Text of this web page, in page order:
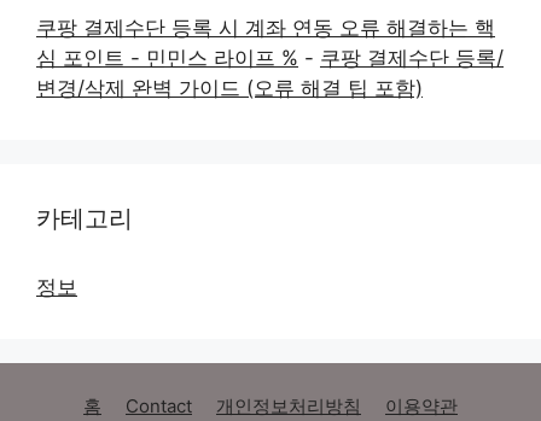
쿠팡 결제수단 등록 시 계좌 연동 오류 해결하는 핵
심 포인트 - 민민스 라이프 % - 쿠팡 결제수단 등록/
변경/삭제 완벽 가이드 (오류 해결 팁 포함)
카테고리
정보
홈 Contact 개인정보처리방침 이용약관